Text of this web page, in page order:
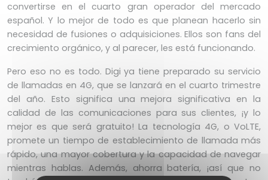
convertirse en el cuarto gran operador del mercado
español. Y lo mejor de todo es que planean hacerlo sin
necesidad de fusiones o adquisiciones. Ellos son fans del
crecimiento orgánico, y al parecer, les está funcionando.
Pero eso no es todo. Digi ya tiene preparado su servicio
de llamadas en 4G, que se lanzará en el cuarto trimestre
del año. Esto significa una mejora significativa en la
calidad de las comunicaciones para sus clientes, ¡y lo
mejor es que será gratuito! La tecnología 4G, o VoLTE,
promete un tiempo de establecimiento de llamada más
rápido, una mayor cobertura y la capacidad de navegar
mientras hablas. Además, ahorra batería, ¡así que no